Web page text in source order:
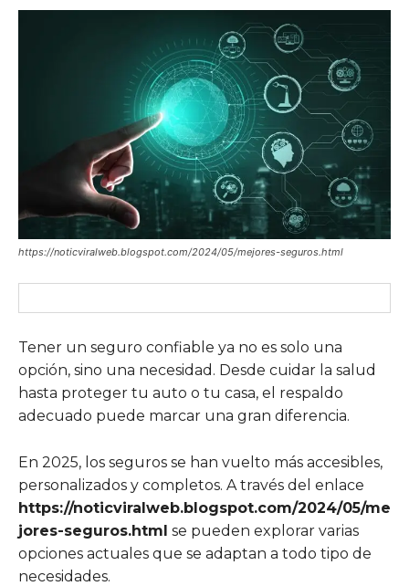
https://noticviralweb.blogspot.com/2024/05/mejores-seguros.html
Tener un seguro confiable ya no es solo una
opción, sino una necesidad. Desde cuidar la salud
hasta proteger tu auto o tu casa, el respaldo
adecuado puede marcar una gran diferencia.
En 2025, los seguros se han vuelto más accesibles,
personalizados y completos. A través del enlace
https://noticviralweb.blogspot.com/2024/05/me
jores-seguros.html se pueden explorar varias
opciones actuales que se adaptan a todo tipo de
necesidades.